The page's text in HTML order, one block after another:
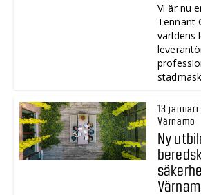
Vi är nu
Tennant
världens
13
Värnamo
Ny